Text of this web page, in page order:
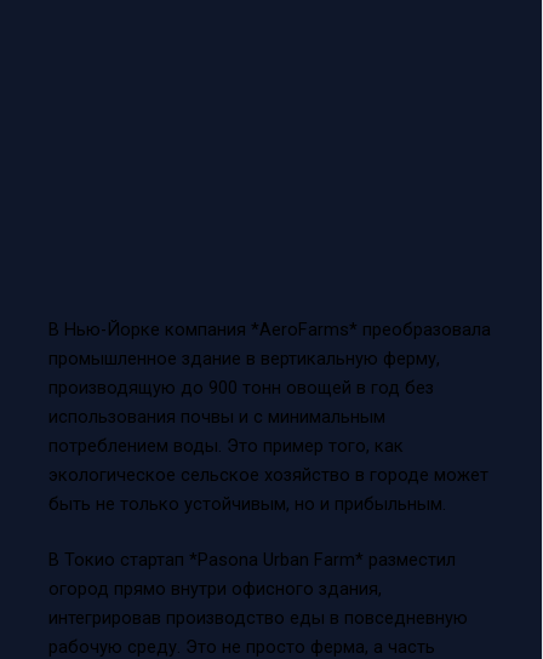
В Нью-Йорке компания *AeroFarms* преобразовала
промышленное здание в вертикальную ферму,
производящую до 900 тонн овощей в год без
использования почвы и с минимальным
потреблением воды. Это пример того, как
экологическое сельское хозяйство в городе может
быть не только устойчивым, но и прибыльным.
В Токио стартап *Pasona Urban Farm* разместил
огород прямо внутри офисного здания,
интегрировав производство еды в повседневную
рабочую среду. Это не просто ферма, а часть